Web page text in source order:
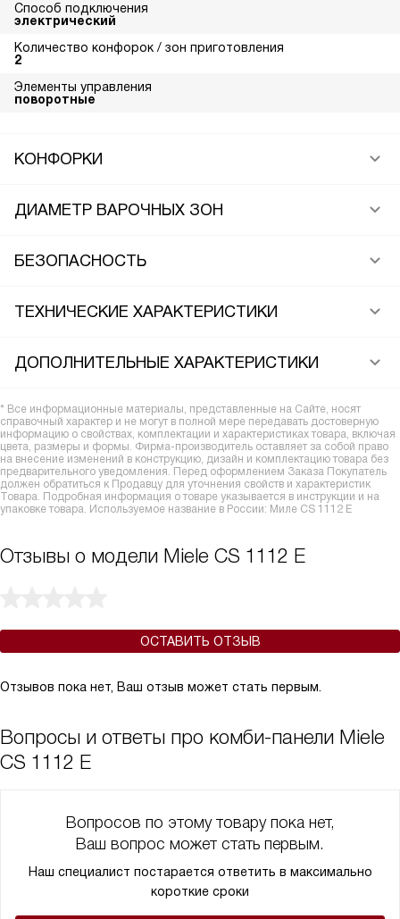
Способ подключения
электрический
Количество конфорок / зон приготовления
2
Элементы управления
поворотные
КОНФОРКИ
ДИАМЕТР ВАРОЧНЫХ ЗОН
БЕЗОПАСНОСТЬ
ТЕХНИЧЕСКИЕ ХАРАКТЕРИСТИКИ
ДОПОЛНИТЕЛЬНЫЕ ХАРАКТЕРИСТИКИ
* Все информационные материалы, представленные на Сайте, носят
справочный характер и не могут в полной мере передавать достоверную
информацию о свойствах, комплектации и характеристиках товара, включая
цвета, размеры и формы. Фирма-производитель оставляет за собой право
на внесение изменений в конструкцию, дизайн и комплектацию товара без
предварительного уведомления. Перед оформлением Заказа Покупатель
должен обратиться к Продавцу для уточнения свойств и характеристик
Товара. Подробная информация о товаре указывается в инструкции и на
упаковке товара. Используемое название в России: Миле CS 1112 E
Отзывы о модели Miele CS 1112 E
ОСТАВИТЬ ОТЗЫВ
Отзывов пока нет, Ваш отзыв может стать первым.
Вопросы и ответы про комби-панели Miele
CS 1112 E
Вопросов по этому товару пока нет,
Ваш вопрос может стать первым.
Наш специалист постарается ответить в максимально
короткие сроки